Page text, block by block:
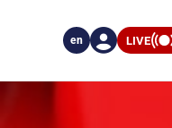
LIVE
en